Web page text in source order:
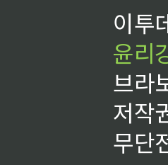
이투
윤리
브라
저작
무단